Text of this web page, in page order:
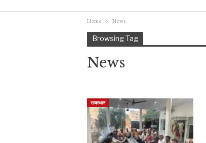
Home News
Browsing Tag
News
राजस्थान